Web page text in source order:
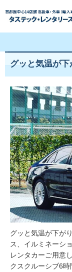
グッと気温が
グッと気温が下が
ス、イルミネーシ
レンタカーご用意
クスクルーシブ6